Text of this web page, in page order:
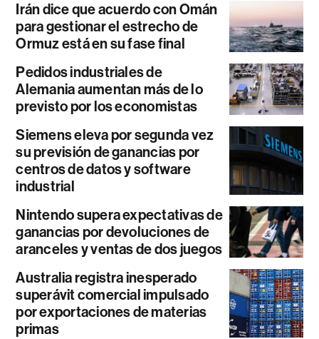
Irán dice que acuerdo con Omán
para gestionar el estrecho de
Ormuz está en su fase final
Pedidos industriales de
Alemania aumentan más de lo
previsto por los economistas
Siemens eleva por segunda vez
su previsión de ganancias por
centros de datos y software
industrial
Nintendo supera expectativas de
ganancias por devoluciones de
aranceles y ventas de dos juegos
Australia registra inesperado
superávit comercial impulsado
por exportaciones de materias
primas